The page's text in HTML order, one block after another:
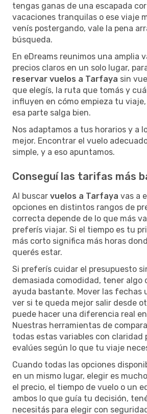
tengas ganas de una escapada
vacaciones tranquilas o ese viaje
venís postergando, vale la pena
búsqueda.
En eDreams reunimos una amplia
precios claros en un solo lugar,
reservar vuelos a Tarfaya sin
que elegís, la ruta que tomás y
influyen en cómo empieza tu
esa parte salga bien.
Nos adaptamos a tus horarios y a
mejor. Encontrar el vuelo
simple, y a eso apuntamos.
Conseguí las tarifas más
Al buscar vuelos a Tarfaya vas a
opciones en distintos rangos de
correcta depende de lo que más
preferís viajar. Si el tiempo es tu
más corto significa más horas
querés estar.
Si preferís cuidar el presupuesto
demasiada comodidad, tener algo
ayuda bastante. Mover las fechas
ver si te queda mejor salir desde
puede hacer una diferencia real
Nuestras herramientas de
todas estas variables con claridad
evalúes según lo que tu viaje
Cuando todas las opciones
en un mismo lugar, elegir es
el precio, el tiempo de vuelo o un
ambos lo que guía tu decisión,
necesitás para elegir con